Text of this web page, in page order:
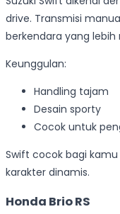
drive. Transmisi
berkendara yang lebih
Keunggulan:
Handling tajam
Desain sporty
Cocok untuk
Swift cocok bagi
karakter dinamis.
Honda Brio RS